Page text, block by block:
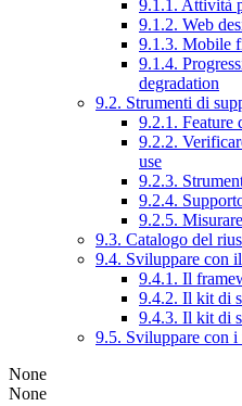
9.1.1. Attività
9.1.2. Web
9.1.3. Mobile
9.1.4.
degradation
9.2. Strumenti di
9.2.1. Feature
9.2.2.
use
9.2.3.
9.2.4.
9.2.5.
9.3. Catalogo del
9.4. Sviluppare con
9.4.1. Il
9.4.2. Il kit di
9.4.3. Il kit di
9.5. Sviluppare con
None
None